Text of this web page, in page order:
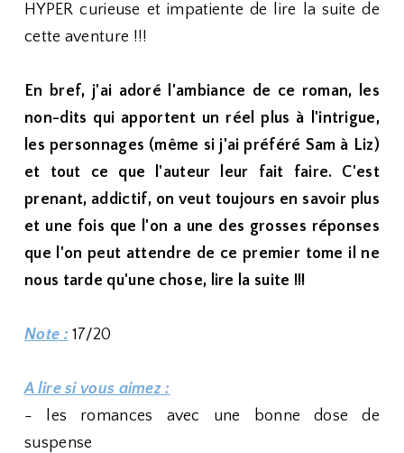
HYPER curieuse et impatiente de lire la suite de
cette aventure !!!
En bref, j'ai adoré l'ambiance de ce roman, les
non-dits qui apportent un réel plus à l'intrigue,
les personnages (même si j'ai préféré Sam à Liz)
et tout ce que l'auteur leur fait faire. C'est
prenant, addictif, on veut toujours en savoir plus
et une fois que l'on a une des grosses réponses
que l'on peut attendre de ce premier tome il ne
nous tarde qu'une chose, lire la suite !!!
Note : 17/20
A lire si vous aimez :
- les romances avec une bonne dose de
suspense